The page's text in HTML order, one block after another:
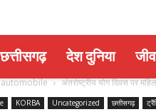
छत्तीसगढ़ देश दुनिया
automobile अंतर्राष्ट्रीय योग दिवस पर
KORBA Uncategorized छत्तीसगढ़